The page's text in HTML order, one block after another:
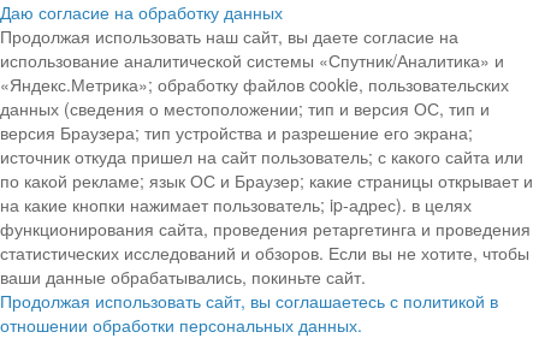
Даю согласие на обработку данных
Продолжая использовать наш сайт, вы даете согласие на
использование аналитической системы «Спутник/Аналитика» и
«Яндекс.Метрика»; обработку файлов cookie, пользовательских
данных (сведения о местоположении; тип и версия ОС, тип и
версия Браузера; тип устройства и разрешение его экрана;
источник откуда пришел на сайт пользователь; с какого сайта или
по какой рекламе; язык ОС и Браузер; какие страницы открывает и
на какие кнопки нажимает пользователь; ip-адрес). в целях
функционирования сайта, проведения ретаргетинга и проведения
статистических исследований и обзоров. Если вы не хотите, чтобы
ваши данные обрабатывались, покиньте сайт.
Продолжая использовать сайт, вы соглашаетесь с политикой в
отношении обработки персональных данных.